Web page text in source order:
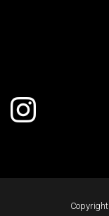
Copyright